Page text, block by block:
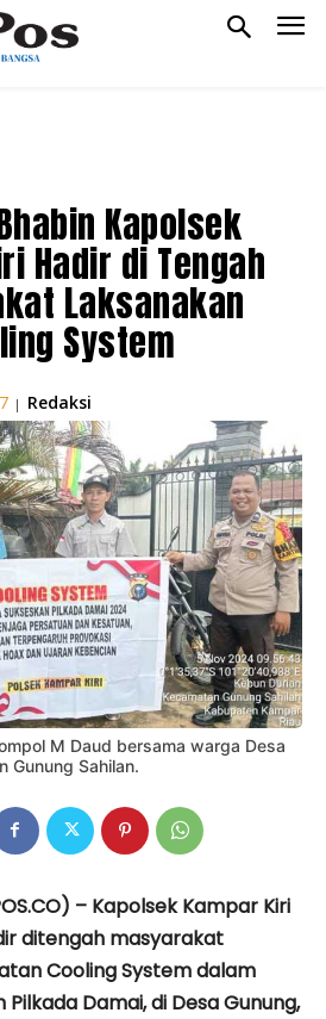
Kapolsek
Hadir di Tengah
Laksanakan
System
| Redaksi
M Daud bersama warga Desa
Gunung Sahilan.
– Kapolsek Kampar Kiri
ditengah masyarakat
Cooling System dalam
Damai, di Desa Gunung,